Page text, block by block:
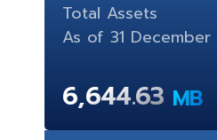
Total Assets
As of 31 December
6,644.63 MB